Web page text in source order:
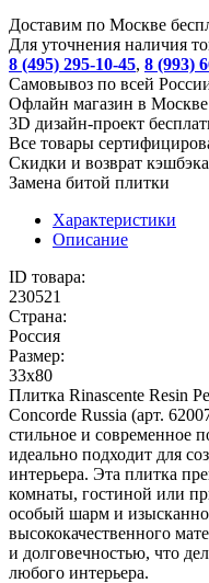
Доставим по Москве
Для уточнения наличия
8 (495) 295-10-45, 8 (993)
Cамовывоз по всей
Офлайн магазин в Москве
3D дизайн-проект
Все товары
Скидки и возврат кэшбэка
Замена битой плитки
Характеристики
Описание
ID товара:
230521
Страна:
Россия
Размер:
33x80
Плитка Rinascente Resin
Concorde Russia (арт.
стильное и современное
идеально подходит для
интерьера. Эта плитка
комнаты, гостиной или
особый шарм и
высококачественного
и долговечностью, что
любого интерьера.